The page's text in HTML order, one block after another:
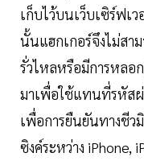
เก็บไว้บนเว็บเซิร์ฟเ
นั้นแฮกเกอร์จึงไม่สา
รั่วไหลหรือมีการหล
มาเพื่อใช้แทนที่รหัสผ่
เพื่อการยืนยันทางชีว
ซิงค์ระหว่าง iPhone,